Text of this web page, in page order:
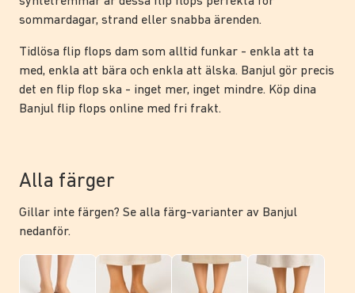
sommardagar, strand eller snabba ärenden.
Tidlösa flip flops dam som alltid funkar - enkla att ta
med, enkla att bära och enkla att älska. Banjul gör precis
det en flip flop ska - inget mer, inget mindre. Köp dina
Banjul flip flops online med fri frakt.
Alla färger
Gillar inte färgen? Se alla färg-varianter av Banjul
nedanför.